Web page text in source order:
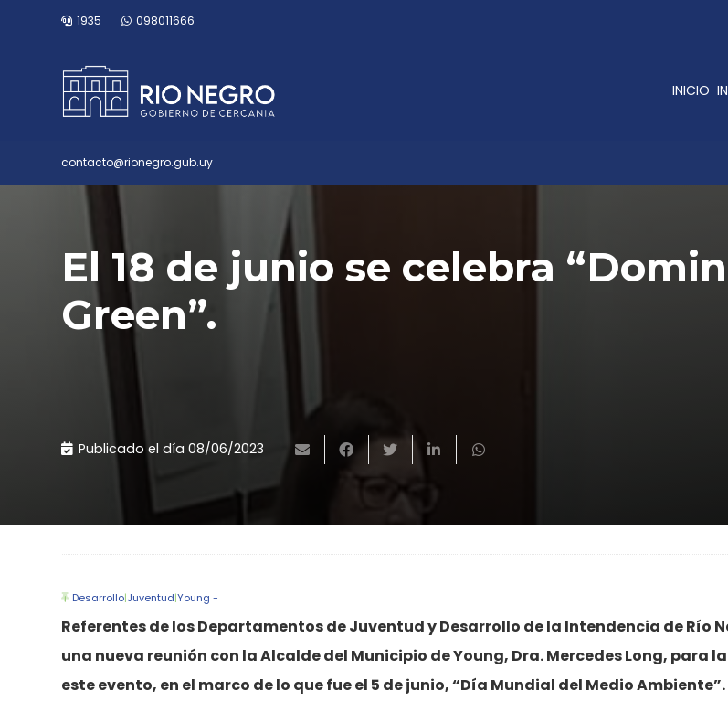
1935 098011666
INICIO
contacto@rionegro.gub.uy
El 18 de junio se celebra
Green”.
Publicado el día 08/06/2023
Desarrollo|Juventud|Young -
Referentes de los Departamentos de Juventud y Desarrollo de la Intendencia de Río
una nueva reunión con la Alcalde del Municipio de Young, Dra. Mercedes Long, para
este evento, en el marco de lo que fue el 5 de junio, “Día Mundial del Medio Ambiente”.